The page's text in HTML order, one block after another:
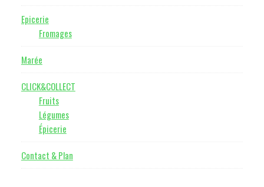
Epicerie
Fromages
Marée
CLICK&COLLECT
Fruits
Légumes
Épicerie
Contact & Plan